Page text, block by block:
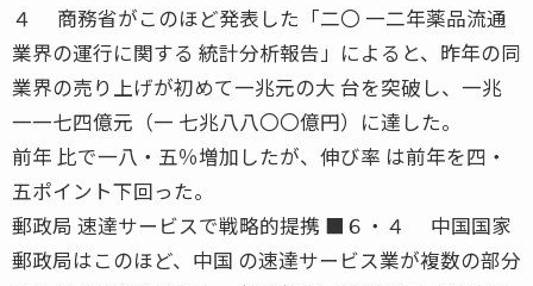
４ 商務省がこのほど発表した「二〇 一二年薬品流通
業界の運行に関する 統計分析報告」によると、昨年の同
業界の売り上げが初めて一兆元の大 台を突破し、一兆
一一七四億元（一 七兆八八〇〇億円）に達した。
前年 比で一八・五％増加したが、伸び率 は前年を四・
五ポイント下回った。
郵政局 速達サービスで戦略的提携 ■６・４ 中国国家
郵政局はこのほど、中国 の速達サービス業が複数の部分